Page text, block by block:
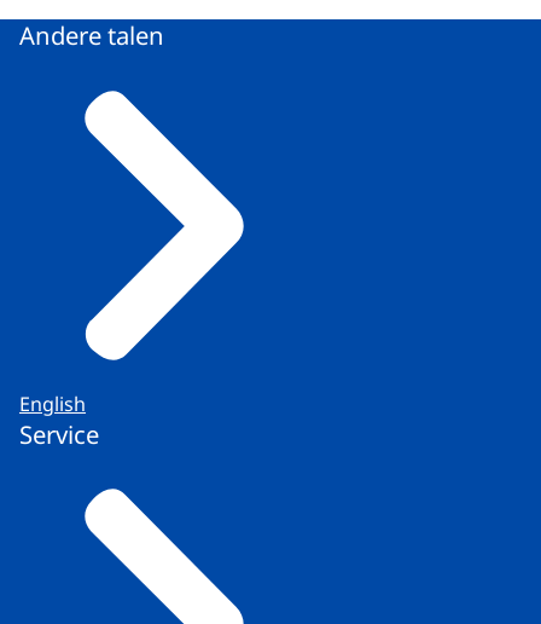
Andere talen
English
Service